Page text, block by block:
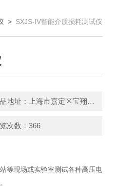
> SXJS-IV智能介质损耗测试仪
产品地址：上海市嘉定区宝翔路158号
次数：366
等现场或实验室测试各种高压电